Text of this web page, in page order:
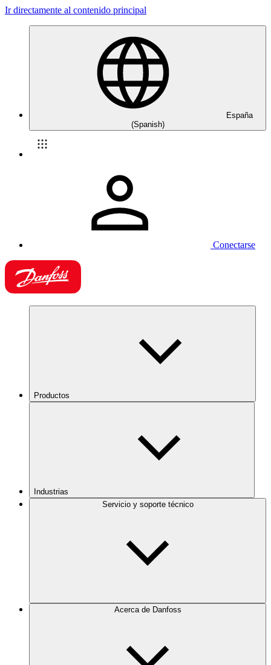
Ir directamente al contenido principal
España
(Spanish)
Conectarse
Productos
Industrias
Servicio y soporte técnico
Acerca de Danfoss